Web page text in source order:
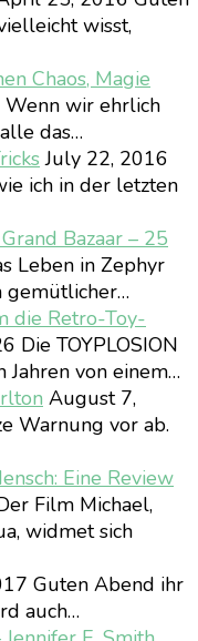
wisst,
Chaos, Magie
Wenn wir ehrlich
das…
July 22, 2016
ich in der letzten
Bazaar – 25
Leben in Zephyr
gemütlicher…
die Retro-Toy-
Die TOYPLOSION
Jahren von einem…
August 7,
Warnung vor ab.
Eine Review
Film Michael,
widmet sich
Guten Abend ihr
auch…